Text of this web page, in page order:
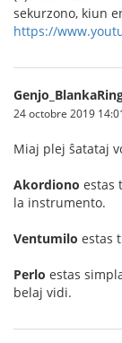
sekurzono, kiun
https://
24 octobre 2019
Miaj plej ŝatataj
Akordiono estas
la instrumento.
Ventumilo estas
Perlo estas
belaj vidi.